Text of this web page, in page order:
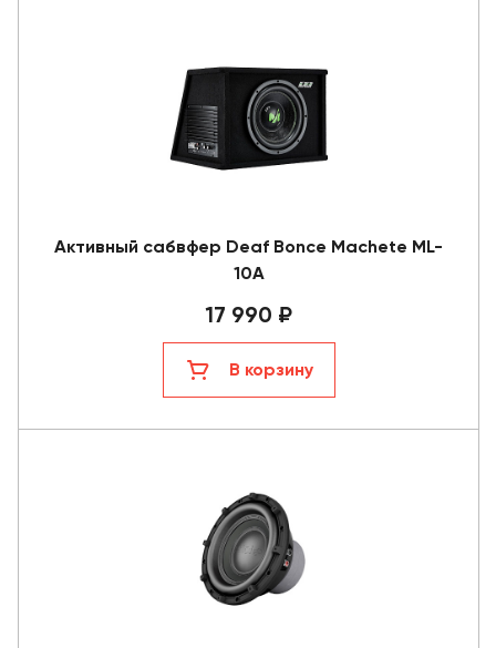
Активный сабвфер Deaf Bonce Machete ML-
10A
17 990 ₽
В корзину